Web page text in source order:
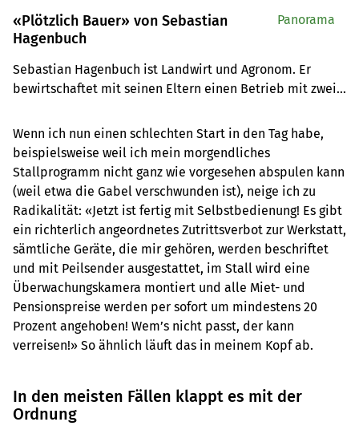
«Plötzlich Bauer» von Sebastian
Hagenbuch
Sebastian Hagenbuch ist Landwirt und Agronom. Er
bewirtschaftet mit seinen Eltern einen Betrieb mit zwei
diese Kolumne.
Hagenbuch begann sich erst spät für die Landwirtschaft
zu interessieren. In seiner Kolumne erzählt er von
Alltäglichem und Aussergewöhnlichem, wechselt ab
zwischen Innen- und Aussensicht, immer mit kritischen
Blick und einem Augenzwinkern.
Panorama
Wenn ich nun einen schlechten Start in den Tag habe,
beispielsweise weil ich mein morgendliches
Stallprogramm nicht ganz wie vorgesehen abspulen kann
(weil etwa die Gabel verschwunden ist), neige ich zu
Radikalität: «Jetzt ist fertig mit Selbstbedienung! Es gibt
ein richterlich angeordnetes Zutrittsverbot zur Werkstatt,
sämtliche Geräte, die mir gehören, werden beschriftet
und mit Peilsender ausgestattet, im Stall wird eine
Überwachungskamera montiert und alle Miet- und
Pensionspreise werden per sofort um mindestens 20
Prozent angehoben! Wem’s nicht passt, der kann
verreisen!» So ähnlich läuft das in meinem Kopf ab.
In den meisten Fällen klappt es mit der
Ordnung